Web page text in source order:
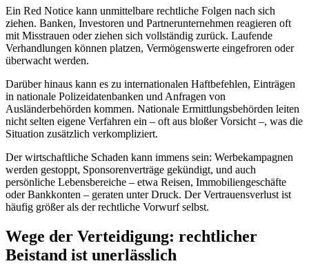
Ein Red Notice kann unmittelbare rechtliche Folgen nach sich
ziehen. Banken, Investoren und Partnerunternehmen reagieren oft
mit Misstrauen oder ziehen sich vollständig zurück. Laufende
Verhandlungen können platzen, Vermögenswerte eingefroren oder
überwacht werden.
Darüber hinaus kann es zu internationalen Haftbefehlen, Einträgen
in nationale Polizeidatenbanken und Anfragen von
Ausländerbehörden kommen. Nationale Ermittlungsbehörden leiten
nicht selten eigene Verfahren ein – oft aus bloßer Vorsicht –, was die
Situation zusätzlich verkompliziert.
Der wirtschaftliche Schaden kann immens sein: Werbekampagnen
werden gestoppt, Sponsorenverträge gekündigt, und auch
persönliche Lebensbereiche – etwa Reisen, Immobiliengeschäfte
oder Bankkonten – geraten unter Druck. Der Vertrauensverlust ist
häufig größer als der rechtliche Vorwurf selbst.
Wege der Verteidigung: rechtlicher
Beistand ist unerlässlich